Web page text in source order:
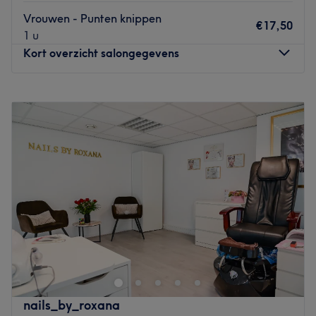
deskundige en veilige behandelingen.
Vrouwen - Punten knippen
1 u
€17,50
Kort overzicht salongegevens
17:00
Woensdag
Gesloten
Donderdag
11:00
11:00
17:00
Gesloten
Gesloten
Haarnul10 Kapper in Rotterdam biedt een compleet
assortiment haarbehandelingen aan, uitgevoerd door de
gepassioneerde en hoog opgeleide medewerkers. Verwen
je lichaam, geest en ziel met een van de vele
behandelingen in een full-service spa!
nails_by_roxana